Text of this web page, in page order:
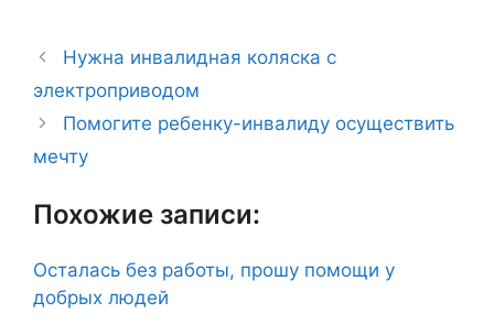
Нужна инвалидная коляска с
электроприводом
Помогите ребенку-инвалиду осуществить
мечту
Похожие записи:
Осталась без работы, прошу помощи у
добрых людей